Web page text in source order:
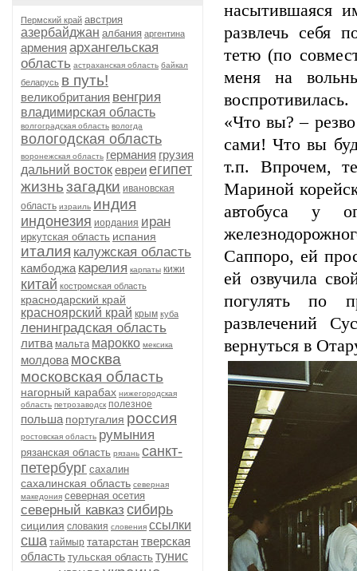
Пермский край австрия
азербайджан албания аргентина
армения архангельская
область астраханская область байкал
беларусь в путь!
великобритания венгрия
владимирская область
волгоградская область вологда
вологодская область
воронежская область германия грузия
дальний востокевреиегипет
жизньзагадки ивановская
область израиль индия
индонезия иордания иран
иркутская область испания
италия калужская область
камбоджа карелия карпаты кижи
китай костромская область
краснодарский край
красноярский край крым куба
ленинградская область
литва мальта марокко мексика
молдова москва
московская область
нагорный карабах нижегородская
область петрозаводск полезное
польша португалия россия
ростовская область румыния
рязанская область рязань санкт-
петербург сахалин
сахалинская область северная
македония северная осетия
северный кавказ сибирь
сицилия словакия словения ссылки
сша таймыр татарстан тверская
область тульская область тунис
насытившаяся
развлечь себя
тетю (по
меня на
воспротивилась.
«Что вы? –
сами! Что вы
т.п. Впрочем,
Мариной
автобуса у
Саппоро, ей
ей озвучила
погулять по
развлечений
вернуться в